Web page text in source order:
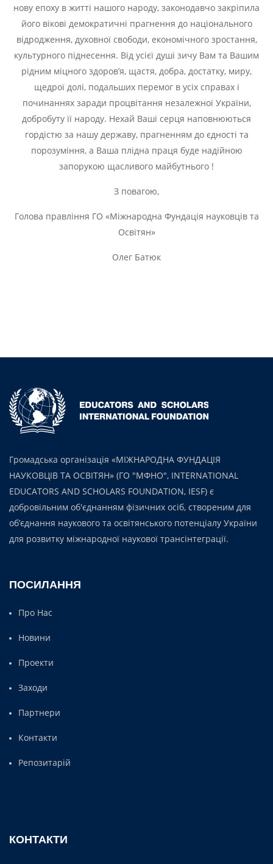
нову епоху в житті нашого народу, законодавчо закріпила
його вікові демократичні прагнення до національного
відродження, духовної свободи, економічного зростання,
культурного піднесення. Від усієї душі зичу Вам та Вашим
рідним міцного здоров’я, щастя, добра, достатку, миру,
щедрої долі, подальших перемог в усіх справах і
починаннях заради процвітання незалежної України,
добробуту її народу. Нехай Ваші серця наповнюються
гордістю за нашу державу, прагненням до єдності та
порозуміння, а Ваша плідна праця буде надійною
запорукою щасливого майбутнього !
З повагою,
Голова правління ГО «Міжнародна Фундація науковців та
Освітян»
Олег Батюк
Громадська організація «МІЖНАРОДНА ФУНДАЦІЯ
НАУКОВЦІВ ТА ОСВІТЯН» (ГО "МФНО", INTERNATIONAL
EDUCATORS AND SCHOLARS FOUNDATION, IESF) є
добровільним об'єднанням фізичних осіб, створеним для
об’єднання наукового та освітянського потенціалу України
для розвитку міжнародної наукової трансінтеграції.
ПОСИЛАННЯ
Про Нас
Новини
Проекти
Заходи
Партнери
Контакти
Репозитарій
КОНТАКТИ